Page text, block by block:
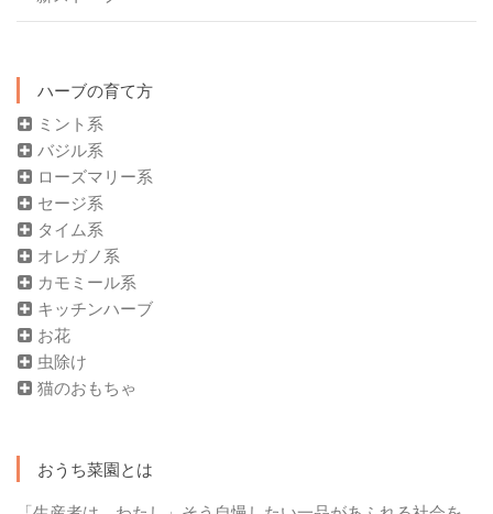
ハーブの育て方
ミント系
バジル系
ローズマリー系
セージ系
タイム系
オレガノ系
カモミール系
キッチンハーブ
お花
虫除け
猫のおもちゃ
おうち菜園とは